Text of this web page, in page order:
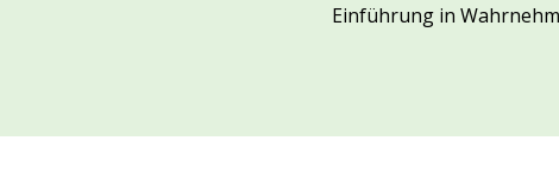
Einführung in